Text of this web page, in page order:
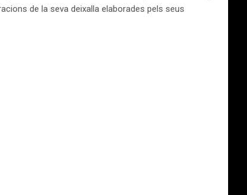
de la seva deixalla elaborades pels seus